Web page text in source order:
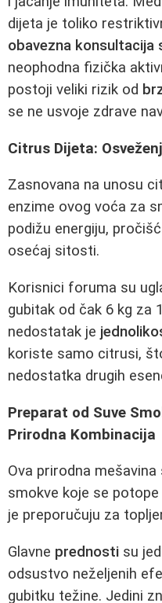
dijeta je toliko
obavezna konsultacija
neophodna fizička
postoji veliki rizik od
se ne usvoje zdrave
Citrus Dijeta:
Zasnovana na unosu
enzime ovog voća za
podižu energiju,
osećaj sitosti.
Korisnici foruma su
gubitak od čak 6 kg za
nedostatak je
koriste samo citrusi,
nedostatka drugih
Preparat od Suve
Prirodna Kombinacija
Ova prirodna
smokve koje se
je preporučuju za
Glavne prednosti su
odsustvo neželjenih
gubitku težine. Jedini